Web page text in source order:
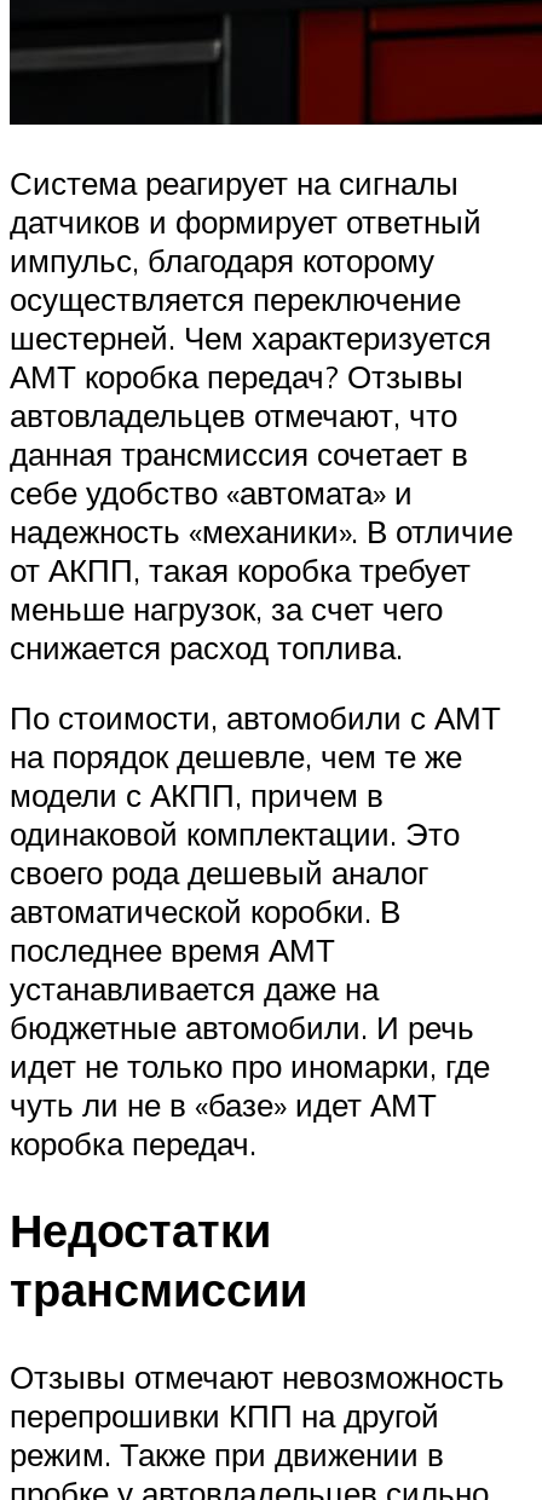
Система реагирует на сигналы
датчиков и формирует ответный
импульс, благодаря которому
осуществляется переключение
шестерней. Чем характеризуется
АМТ коробка передач? Отзывы
автовладельцев отмечают, что
данная трансмиссия сочетает в
себе удобство «автомата» и
надежность «механики». В отличие
от АКПП, такая коробка требует
меньше нагрузок, за счет чего
снижается расход топлива.
По стоимости, автомобили с АМТ
на порядок дешевле, чем те же
модели с АКПП, причем в
одинаковой комплектации. Это
своего рода дешевый аналог
автоматической коробки. В
последнее время АМТ
устанавливается даже на
бюджетные автомобили. И речь
идет не только про иномарки, где
чуть ли не в «базе» идет АМТ
коробка передач.
Недостатки
трансмиссии
Отзывы отмечают невозможность
перепрошивки КПП на другой
режим. Также при движении в